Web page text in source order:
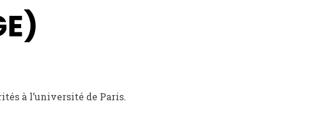
à l’université de Paris.